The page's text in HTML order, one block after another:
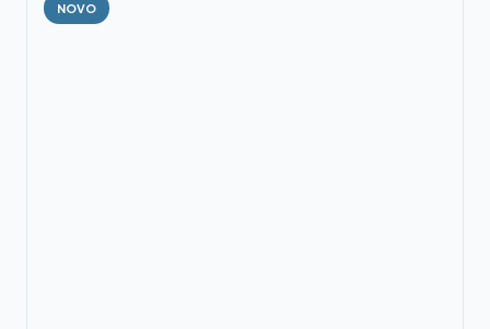
NOVO